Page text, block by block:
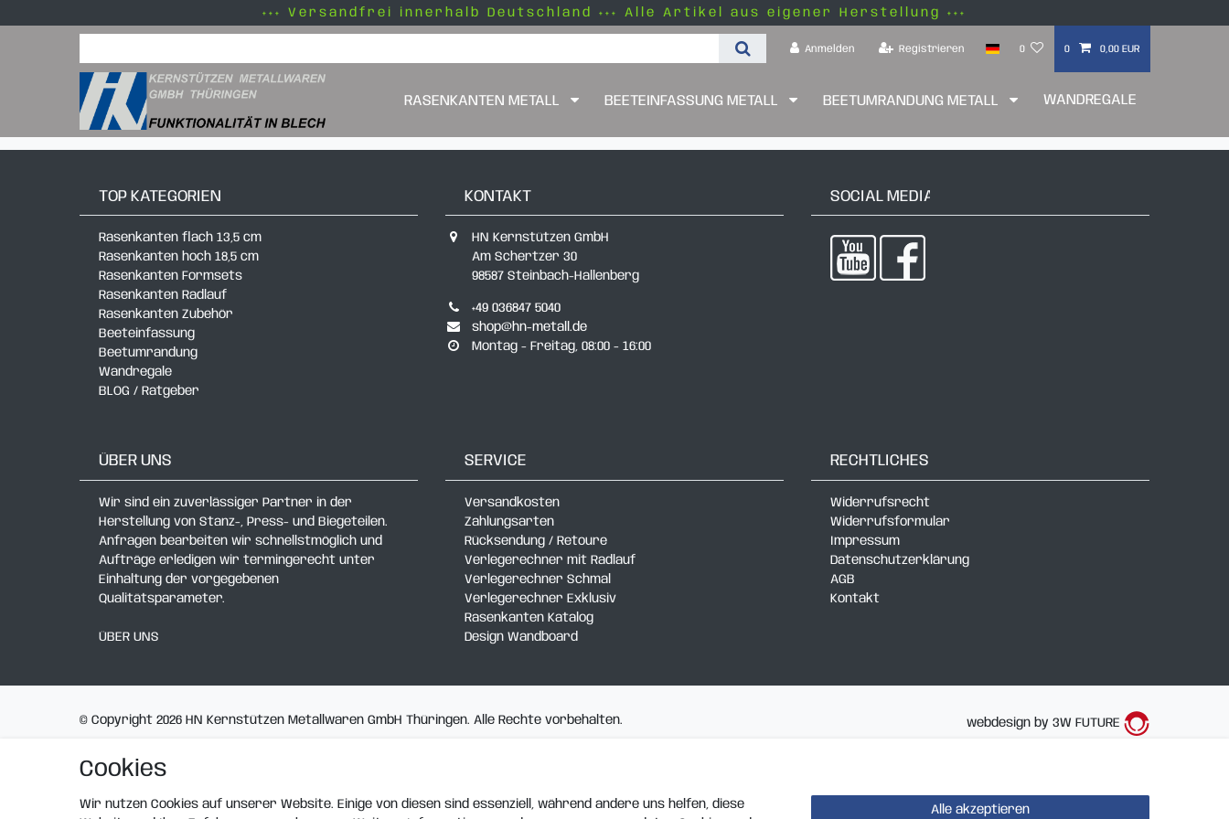
+++ Versandfrei innerhalb Deutschland +++ Alle Artikel aus eigener Herstellung +++
Anmelden Registrieren 0 0 0,00 EUR
RASENKANTEN METALL BEETEINFASSUNG METALL BEETUMRANDUNG METALL WANDREGALE
TOP KATEGORIEN
Rasenkanten flach 13,5 cm
Rasenkanten hoch 18,5 cm
Rasenkanten Formsets
Rasenkanten Radlauf
Rasenkanten Zubehör
Beeteinfassung
Beetumrandung
Wandregale
BLOG / Ratgeber
KONTAKT
HN Kernstützen GmbH
Am Schertzer 30
98587 Steinbach-Hallenberg
+49 036847 5040
shop@hn-metall.de
Montag - Freitag, 08:00 - 16:00
SOCIAL MEDIA
ÜBER UNS
Wir sind ein zuverlässiger Partner in der
Herstellung von Stanz-, Press- und Biegeteilen.
Anfragen bearbeiten wir schnellstmöglich und
Aufträge erledigen wir termingerecht unter
Einhaltung der vorgegebenen
Qualitätsparameter.
ÜBER UNS
SERVICE
Versandkosten
Zahlungsarten
Rücksendung / Retoure
Verlegerechner mit Radlauf
Verlegerechner Schmal
Verlegerechner Exklusiv
Rasenkanten Katalog
Design Wandboard
RECHTLICHES
Widerrufsrecht
Widerrufsformular
Impressum
Datenschutzerklärung
AGB
Kontakt
© Copyright 2026 HN Kernstützen Metallwaren GmbH Thüringen. Alle Rechte vorbehalten. webdesign by 3W FUTURE
Cookies
Wir nutzen Cookies auf unserer Website. Einige von diesen sind essenziell, während andere uns helfen, diese
Alle akzeptieren